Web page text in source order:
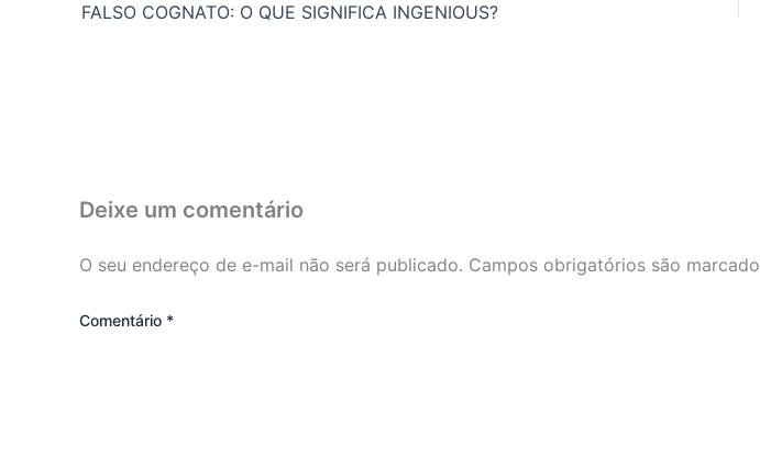
FALSO COGNATO: O QUE SIGNIFICA INGENIOUS?
Deixe um comentário
O seu endereço de e-mail não será publicado. Campos obrigatórios são
Comentário *